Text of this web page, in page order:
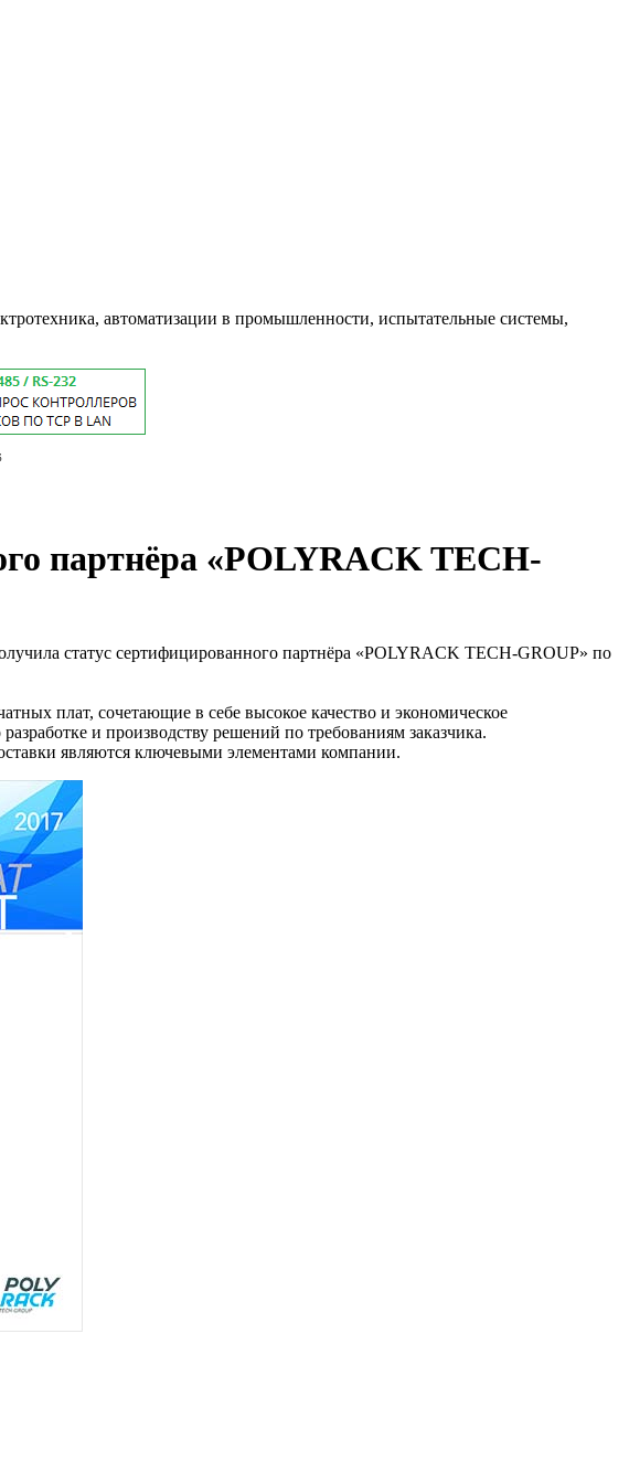
автоматизации в промышленности, испытательные системы,
партнёра «POLYRACK TECH-
статус сертифицированного партнёра «POLYRACK TECH-GROUP» по
плат, сочетающие в себе высокое качество и экономическое
и производству решений по требованиям заказчика.
являются ключевыми элементами компании.